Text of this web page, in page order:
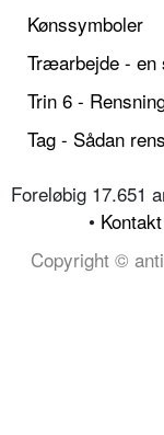
Kønssymboler
Træarbejde - en
Trin 6 -
Tag - Sådan
Foreløbig 17.651
• Kontakt
Copyright ©